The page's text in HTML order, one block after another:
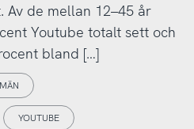
Av de mellan 12–45 år
Youtube totalt sett och
bland […]
YOUTUBE